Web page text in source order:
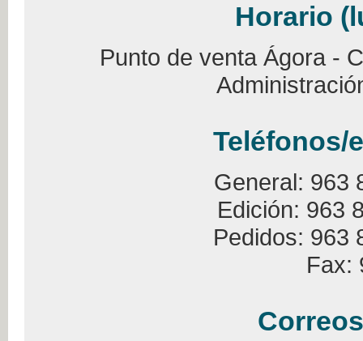
Horario
Punto de venta Ágora -
Teléfonos/
General: 963
Edición: 963
Pedidos: 963
Fax: